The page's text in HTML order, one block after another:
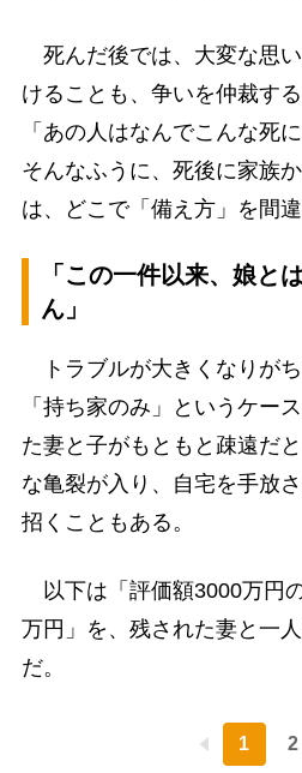
死んだ後では、大変な思
けることも、争いを仲裁す
「あの人はなんでこんな
そんなふうに、死後に家族
は、どこで「備え方」を間違
「この一件以来、娘と
ん」
トラブルが大きくなりが
「持ち家のみ」というケー
た妻と子がもともと疎遠だ
な亀裂が入り、自宅を手放
招くこともある。
以下は「評価額3000万円
万円」を、残された妻と一
だ。
1 2